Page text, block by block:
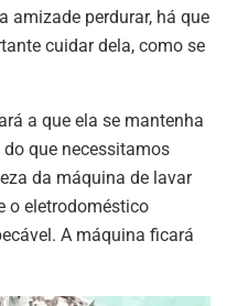
amizade perdurar, há que
cuidar dela, como se
a que ela se mantenha
que necessitamos
da máquina de lavar
o eletrodoméstico
A máquina ficará